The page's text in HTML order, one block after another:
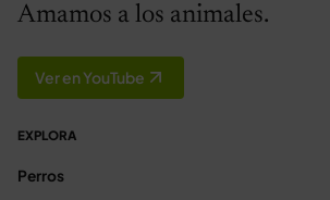
Amamos a los animales.
Ver en YouTube
EXPLORA
Perros